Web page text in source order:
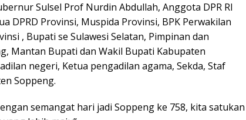
Sulsel Prof Nurdin Abdullah, Anggota DPR RI
DPRD Provinsi, Muspida Provinsi, BPK Perwakilan
, Bupati se Sulawesi Selatan, Pimpinan dan
Mantan Bupati dan Wakil Bupati Kabupaten
negeri, Ketua pengadilan agama, Sekda, Staf
Soppeng.
semangat hari jadi Soppeng ke 758, kita satukan